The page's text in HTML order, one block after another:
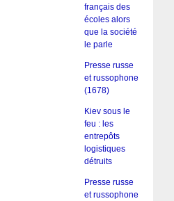
français des
écoles alors
que la société
le parle
Presse russe
et russophone
(1678)
Kiev sous le
feu : les
entrepôts
logistiques
détruits
Presse russe
et russophone